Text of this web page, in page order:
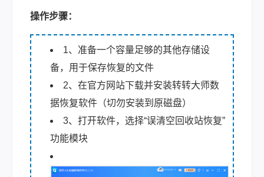
操作步骤：
1、准备一个容量足够的其他存储设
备，用于保存恢复的文件
2、在官方网站下载并安装转转大师数
据恢复软件（切勿安装到原磁盘）
3、打开软件，选择“误清空回收站恢复”
功能模块